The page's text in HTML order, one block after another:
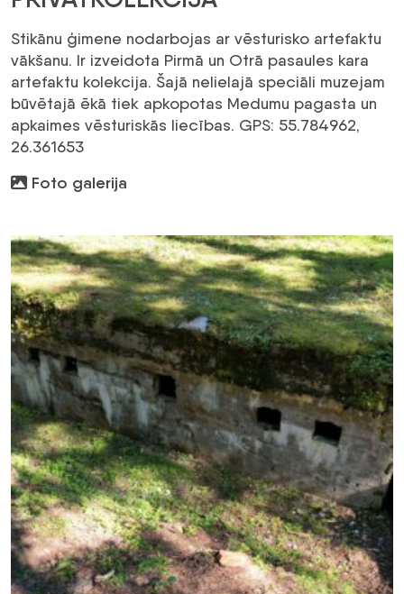
Stikānu ģimene nodarbojas ar vēsturisko artefaktu
vākšanu. Ir izveidota Pirmā un Otrā pasaules kara
artefaktu kolekcija. Šajā nelielajā speciāli muzejam
būvētajā ēkā tiek apkopotas Medumu pagasta un
apkaimes vēsturiskās liecības. GPS: 55.784962,
26.361653
Foto galerija